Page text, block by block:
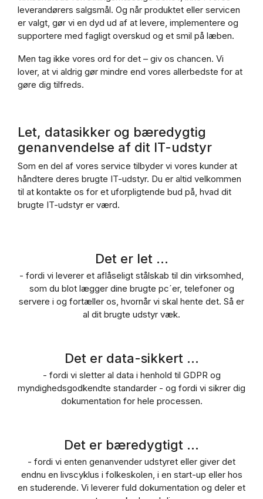
leverandørers salgsmål. Og når produktet eller servicen
er valgt, gør vi en dyd ud af at levere, implementere og
supportere med fagligt overskud og et smil på læben.
Men tag ikke vores ord for det – giv os chancen. Vi
lover, at vi aldrig gør mindre end vores allerbedste for at
gøre dig tilfreds.
Let, datasikker og bæredygtig
genanvendelse af dit IT-udstyr
Som en del af vores service tilbyder vi vores kunder at
håndtere deres brugte IT-udstyr. Du er altid velkommen
til at kontakte os for et uforpligtende bud på, hvad dit
brugte IT-udstyr er værd.
Det er let ...
- fordi vi leverer et aflåseligt stålskab til din virksomhed,
som du blot lægger dine brugte pc´er, telefoner og
servere i og fortæller os, hvornår vi skal hente det. Så er
al dit brugte udstyr væk.
Det er data-sikkert ...
- fordi vi sletter al data i henhold til GDPR og
myndighedsgodkendte standarder - og fordi vi sikrer dig
dokumentation for hele processen.
Det er bæredygtigt ...
- fordi vi enten genanvender udstyret eller giver det
endnu en livscyklus i folkeskolen, i en start-up eller hos
en studerende. Vi leverer fuld dokumentation og deler et